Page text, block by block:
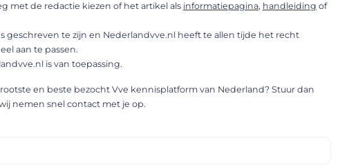
met de redactie kiezen of het artikel als informatiepagina, handleiding of
geschreven te zijn en Nederlandvve.nl heeft te allen tijde het recht
aan te passen.
is van toepassing.
en beste bezocht Vve kennisplatform van Nederland? Stuur dan
nemen snel contact met je op.